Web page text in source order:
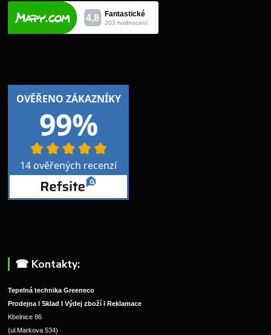
☎︎ Kontakty:
Tepelná technika Greeneco
Prodejna I Sklad I Výdej zboží I Reklamace
Kbelnice 86
(ul.Markova 534)